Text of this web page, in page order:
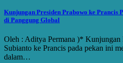
Kunjungan Presiden Prabowo ke Prancis
di Panggung Global
Oleh : Aditya Permana )* Kunjungan
Subianto ke Prancis pada pekan ini
dalam…